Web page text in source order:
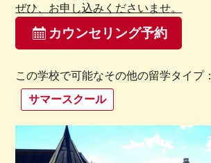
ぜひ、お申し込みくださいませ。
カウンセリング予約
この学校で可能なその他の留学タイプ：
サマースクール